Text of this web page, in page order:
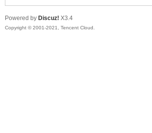
Powered by Discuz! X3.4
Copyright © 2001-2021, Tencent Cloud.